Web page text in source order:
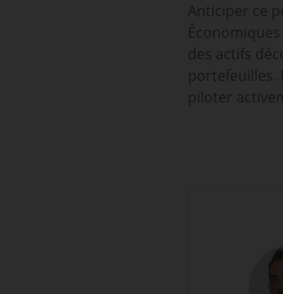
Anticiper ce
des actifs
portefeuilles.
piloter